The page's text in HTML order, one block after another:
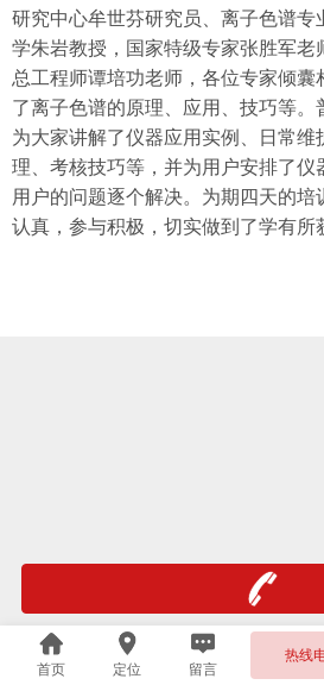
研究中心牟世芬研究员、离子色谱专
学朱岩教授，国家特级专家张胜军老
总工程师谭培功老师，各位专家倾囊
了离子色谱的原理、应用、技巧等。
为大家讲解了仪器应用实例、日常维
理、考核技巧等，并为用户安排了仪
用户的问题逐个解决。 为期四天的培
认真，参与积极，切实做到了学有所
首页 定位 留言
热线